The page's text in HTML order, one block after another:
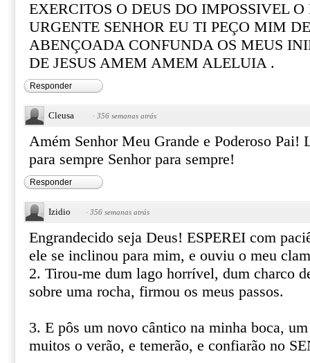
EXERCITOS O DEUS DO IMPOSSIVEL
URGENTE SENHOR EU TI PEÇO MIM
ABENÇOADA CONFUNDA OS MEUS
DE JESUS AMEM AMEM ALELUIA .
Responder
Cleusa · 356 semanas atrás
Amém Senhor Meu Grande e Poderoso Pai!
para sempre Senhor para sempre!
Responder
Izidio · 356 semanas atrás
Engrandecido seja Deus! ESPEREI com
ele se inclinou para mim, e ouviu o meu
2. Tirou-me dum lago horrível, dum charco
sobre uma rocha, firmou os meus passos.
3. E pôs um novo cântico na minha boca,
muitos o verão, e temerão, e confiarão no